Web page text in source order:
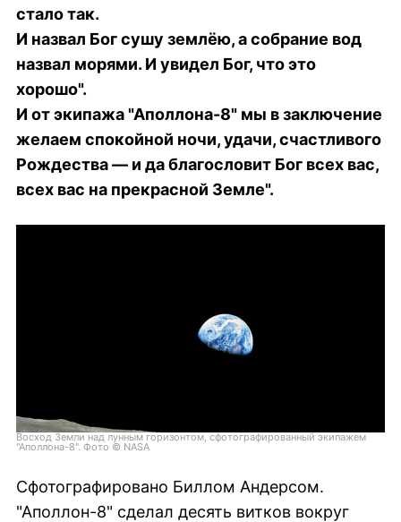
стало так.
И назвал Бог сушу землёю, а собрание вод
назвал морями. И увидел Бог, что это
хорошо".
И от экипажа "Аполлона-8" мы в заключение
желаем спокойной ночи, удачи, счастливого
Рождества — и да благословит Бог всех вас,
всех вас на прекрасной Земле".
Восход Земли над лунным горизонтом, сфотографированный экипажем
"Аполлона-8". Фото © NASA
Сфотографировано Биллом Андерсом.
"Аполлон-8" сделал десять витков вокруг